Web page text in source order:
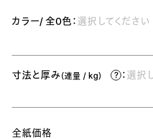
カラー/ 全0色： 選択してください
寸法と厚み（連量 / kg） ： 選択
全紙価格